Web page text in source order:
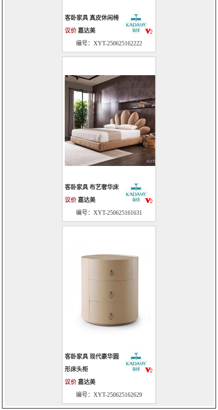
客卧家具 真皮休闲椅
议价 嘉达美
编号：XYT-250625162222
客卧家具 布艺奢华床
议价 嘉达美
编号：XYT-250625161631
客卧家具 现代豪华圆
形床头柜
议价 嘉达美
编号：XYT-250625162629